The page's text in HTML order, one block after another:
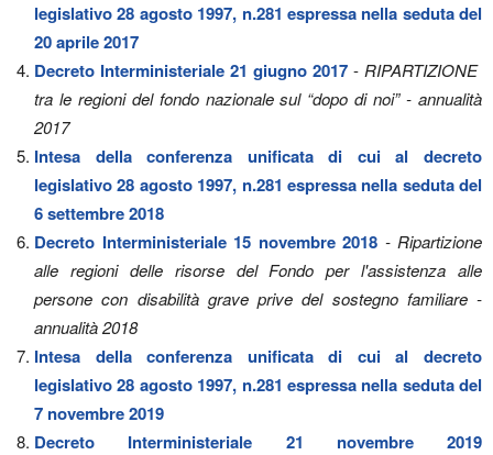
legislativo 28 agosto 1997, n.281 espressa nella seduta del
20 aprile 2017
Decreto Interministeriale 21 giugno 2017 - RIPARTIZIONE
tra le regioni del fondo nazionale sul “dopo di noi” - annualità
2017
Intesa della conferenza unificata di cui al decreto
legislativo 28 agosto 1997, n.281 espressa nella seduta del
6 settembre 2018
Decreto Interministeriale 15 novembre 2018 - Ripartizione
alle regioni delle risorse del Fondo per l'assistenza alle
persone con disabilità grave prive del sostegno familiare -
annualità 2018
Intesa della conferenza unificata di cui al decreto
legislativo 28 agosto 1997, n.281 espressa nella seduta del
7 novembre 2019
Decreto Interministeriale 21 novembre 2019